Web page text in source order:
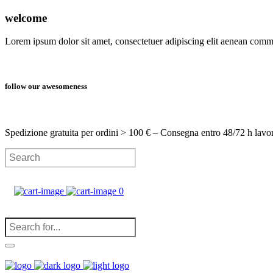
welcome
Lorem ipsum dolor sit amet, consectetuer adipiscing elit aenean
follow our awesomeness
Spedizione gratuita per ordini > 100 € – Consegna entro 48/72 h
0